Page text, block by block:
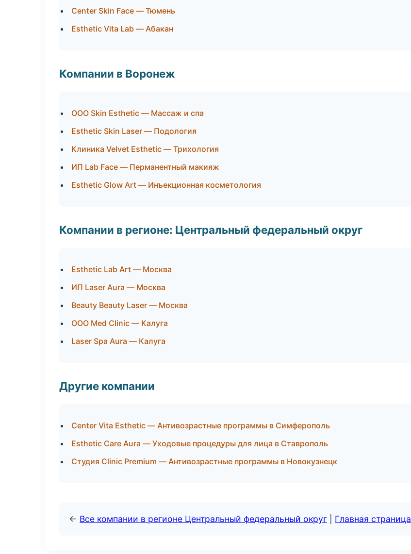
Center Skin Face — Тюмень
Esthetic Vita Lab — Абакан
Компании в Воронеж
ООО Skin Esthetic — Массаж и спа
Esthetic Skin Laser — Подология
Клиника Velvet Esthetic — Трихология
ИП Lab Face — Перманентный макияж
Esthetic Glow Art — Инъекционная косметология
Компании в регионе: Центральный федеральный округ
Esthetic Lab Art — Москва
ИП Laser Aura — Москва
Beauty Beauty Laser — Москва
ООО Med Clinic — Калуга
Laser Spa Aura — Калуга
Другие компании
Center Vita Esthetic — Антивозрастные программы в Симферополь
Esthetic Care Aura — Уходовые процедуры для лица в Ставрополь
Студия Clinic Premium — Антивозрастные программы в Новокузнецк
← Все компании в регионе Центральный федеральный округ Главная страница